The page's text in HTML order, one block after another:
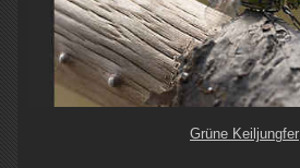
Grüne Keiljungfer